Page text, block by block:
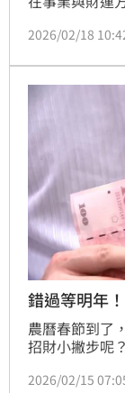
（馬年）工作
2026/02/18
錯過等明年
農曆春節到了
招財小撇步呢
完成，就有機
2026/02/15